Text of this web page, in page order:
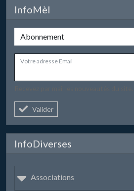
InfoMèl
Votre adresse Email
Valider
InfoDiverses
Associations